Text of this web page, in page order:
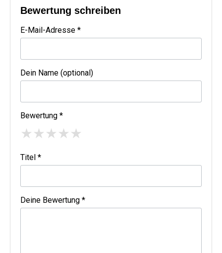
Bewertung schreiben
E-Mail-Adresse *
Dein Name (optional)
Bewertung *
★★★★★
Titel *
Deine Bewertung *